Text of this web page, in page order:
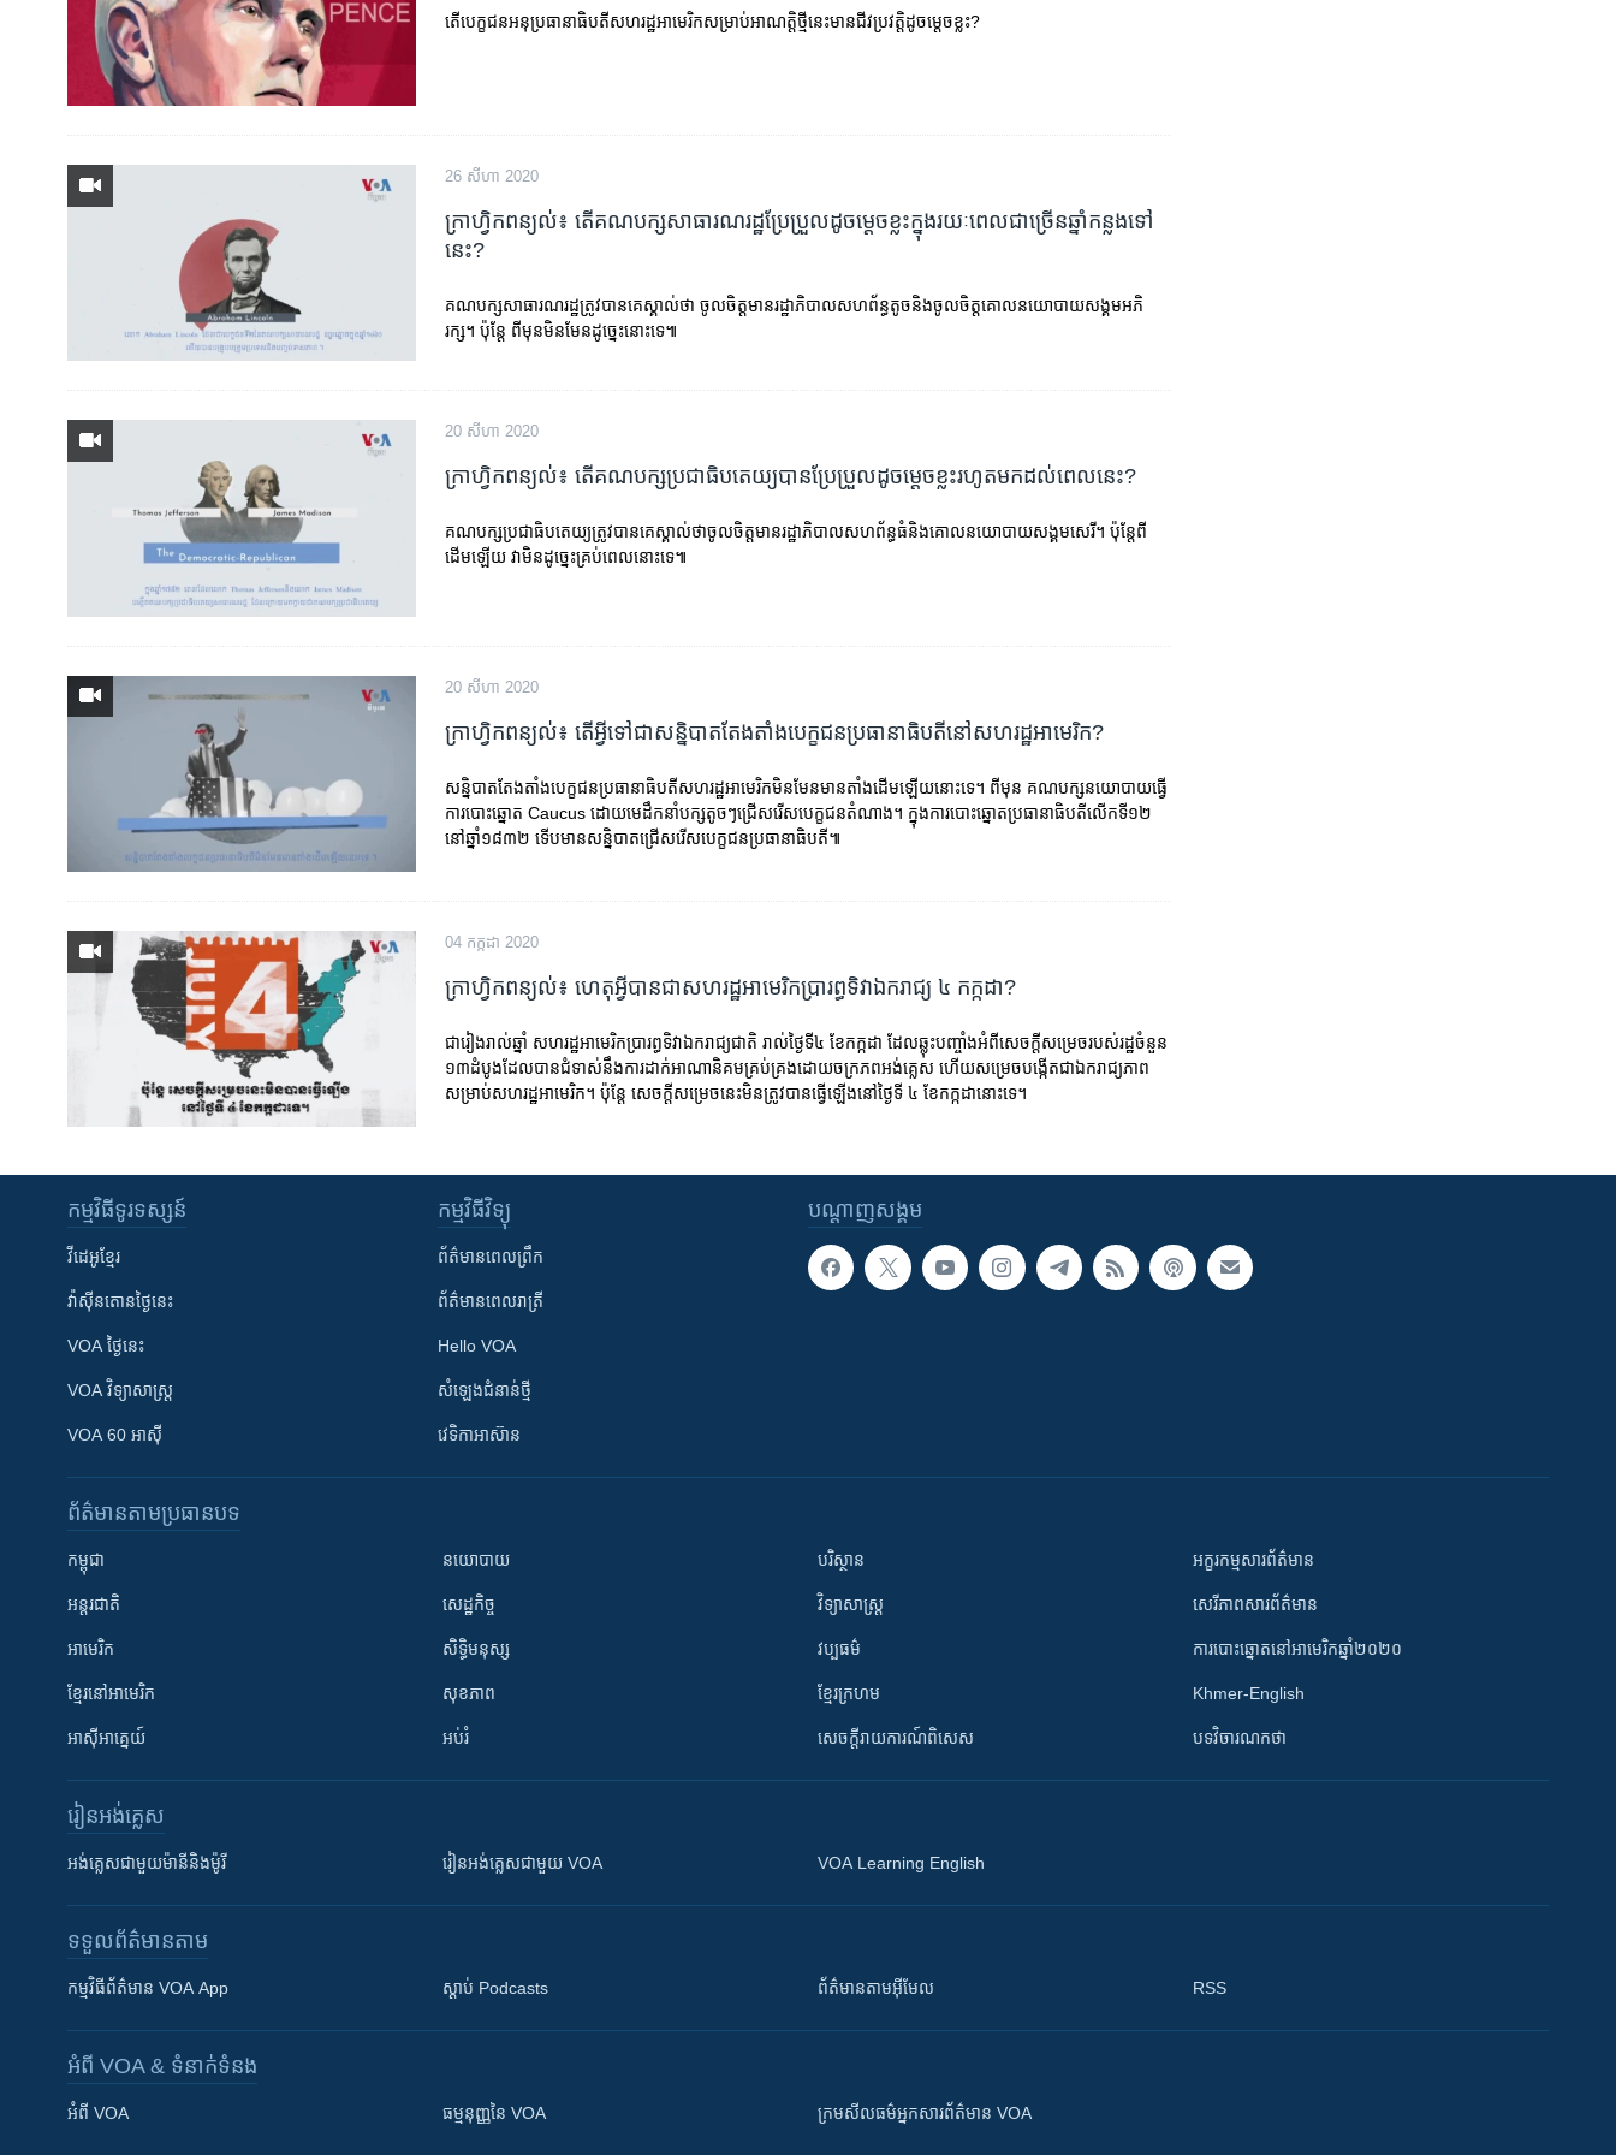
តើ​បេក្ខជន​អនុប្រធានាធិបតី​សហរដ្ឋអាមេរិក​សម្រាប់​អាណត្តិ​ថ្មី​នេះ​មាន​ជីវប្រវត្តិ​ដូចម្ដេច​ខ្លះ?
26 សីហា 2020
ក្រាហ្វិក​ពន្យល់៖ តើ​គណបក្ស​សាធារណរដ្ឋ​ប្រែប្រួល​ដូចម្ដេចខ្លះ​ក្នុង​រយៈ​ពេល​ជាច្រើន​ឆ្នាំ​កន្លង​ទៅ​
នេះ?
គណបក្ស​សាធារណរដ្ឋ​ត្រូវ​បាន​គេ​ស្គាល់​ថា​ ចូលចិត្ត​មាន​រដ្ឋាភិបាល​សហព័ន្ធ​តូច​និង​ចូលចិត្ត​គោលនយោបាយ​សង្គម​អភិ
រក្ស។ ​ប៉ុន្តែ​ ពីមុន​មិនមែន​ដូច្នេះ​នោះ​ទេ៕
20 សីហា 2020
ក្រាហ្វិក​ពន្យល់៖ តើ​គណបក្ស​ប្រជាធិបតេយ្យ​បាន​ប្រែប្រួល​ដូចម្តេច​ខ្លះ​រហូត​មក​ដល់​ពេល​នេះ?
គណបក្ស​ប្រជាធិបតេយ្យ​ត្រូវ​បាន​គេ​ស្គាល់​ថា​ចូលចិត្ត​មាន​រដ្ឋាភិបាល​​សហព័ន្ធ​​ធំ​និង​គោល​នយោបាយ​សង្គមសេរី។ ប៉ុន្តែ​ពី​
ដើម​ឡើយ​ វាមិន​ដូច្នេះ​គ្រប់​ពេល​នោះ​ទេ៕
20 សីហា 2020
ក្រាហ្វិក​ពន្យល់៖ តើ​អ្វី​ទៅ​ជា​សន្និបាត​តែងតាំង​បេក្ខជន​ប្រធានាធិបតី​នៅ​សហរដ្ឋអាមេរិក?
សន្និបាត​តែងតាំង​បេក្ខជន​ប្រធានាធិបតី​សហរដ្ឋអាមេរិក​មិនមែន​មាន​តាំង​ដើម​ឡើយ​នោះ​ទេ។ ពី​មុន​ គណបក្ស​នយោបាយ​ធ្វើ
ការ​បោះឆ្នោត Caucus ដោយ​មេដឹកនាំ​បក្ស​តូចៗ​ជ្រើសរើស​បេក្ខជន​តំណាង។ ក្នុង​ការ​បោះឆ្នោត​ប្រធានាធិបតី​លើក​ទី​១២
នៅ​ឆ្នាំ១៨៣២ ទើប​មាន​សន្និបាត​ជ្រើសរើស​បេក្ខជន​ប្រធានាធិបតី៕
04 កក្កដា 2020
ក្រាហ្វិកពន្យល់៖ ហេតុអ្វីបានជាសហរដ្ឋអាមេរិកប្រារព្ធទិវាឯករាជ្យ ៤ កក្កដា?
ជារៀងរាល់ឆ្នាំ សហរដ្ឋអាមេរិកប្រារព្ធទិវាឯករាជ្យជាតិ រាល់ថ្ងៃទី៤ ខែកក្កដា ដែលឆ្លុះបញ្ចាំងអំពីសេចក្តីសម្រេចរបស់រដ្ឋចំនួន
១៣ដំបូងដែលបានជំទាស់នឹងការដាក់អាណានិគមគ្រប់គ្រងដោយចក្រភពអង់គ្លេស ហើយសម្រេចបង្កើតជាឯករាជ្យភាព
សម្រាប់សហរដ្ឋអាមេរិក។ ប៉ុន្តែ សេចក្តីសម្រេចនេះមិនត្រូវបានធ្វើឡើងនៅថ្ងៃទី ៤ ខែកក្កដានោះទេ។
បណ្តាញ​សង្គម
កម្មវិធី​ទូរទស្សន៍
វីដេអូ​ខ្មែរ
វ៉ាស៊ីនតោន​ថ្ងៃ​នេះ
VOA ថ្ងៃនេះ
VOA ​វិទ្យាសាស្ត្រ
VOA 60 អាស៊ី
កម្មវិធី​វិទ្យុ
ព័ត៌មាន​ពេល​ព្រឹក
ព័ត៌មាន​​ពេល​រាត្រី
Hello VOA
សំឡេង​ជំនាន់​ថ្មី
វេទិកា​អាស៊ាន
ព័ត៌មាន​តាមប្រធានបទ​
កម្ពុជា
អន្តរជាតិ
អាមេរិក
ខ្មែរ​នៅអាមេរិក
អាស៊ីអាគ្នេយ៍
នយោបាយ
សេដ្ឋកិច្ច
សិទ្ធិមនុស្ស
សុខភាព
អប់រំ
បរិស្ថាន
វិទ្យាសាស្រ្ត
វប្បធម៌
ខ្មែរក្រហម
សេចក្តីរាយការណ៍ពិសេស
អក្ខរកម្មសារព័ត៌មាន
សេរីភាពសារព័ត៌មាន
ការបោះឆ្នោតនៅអាមេរិកឆ្នាំ២០២០
Khmer-English
បទវិចារណកថា
រៀន​​អង់គ្លេស
អង់គ្លេស​ជាមួយ​ម៉ានី​និង​ម៉ូរី រៀន​​​​​​អង់គ្លេស​​ជាមួយ VOA VOA Learning English
ទទួល​ព័ត៌មាន​តាម
កម្មវិធី​ព័ត៌មាន VOA App ស្តាប់ Podcasts ព័ត៌មាន​តាម​អ៊ីមែល RSS
អំពី​ VOA & ទំនាក់ទំនង
អំពី​ VOA ធម្មនុញ្ញ​នៃ VOA ក្រម​​​សីលធម៌​​​អ្នក​​​សារព័ត៌មាន VOA